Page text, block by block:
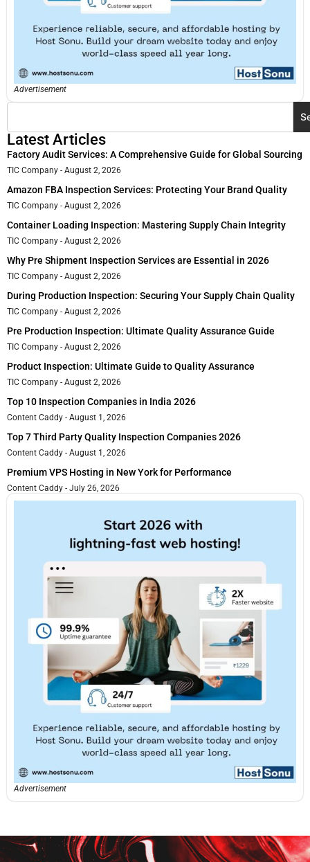
Advertisement
Latest Articles
Factory Audit Services: A Comprehensive Guide for Global Sourcing
TIC Company August 2, 2026
Amazon FBA Inspection Services: Protecting Your Brand Quality
TIC Company August 2, 2026
Container Loading Inspection: Mastering Supply Chain Integrity
TIC Company August 2, 2026
Why Pre Shipment Inspection Services are Essential in 2026
TIC Company August 2, 2026
During Production Inspection: Securing Your Supply Chain Quality
TIC Company August 2, 2026
Pre Production Inspection: Ultimate Quality Assurance Guide
TIC Company August 2, 2026
Product Inspection: Ultimate Guide to Quality Assurance
TIC Company August 2, 2026
Top 10 Inspection Companies in India 2026
Content Caddy August 1, 2026
Top 7 Third Party Quality Inspection Companies 2026
Content Caddy August 1, 2026
Premium VPS Hosting in New York for Performance
Content Caddy July 26, 2026
Advertisement